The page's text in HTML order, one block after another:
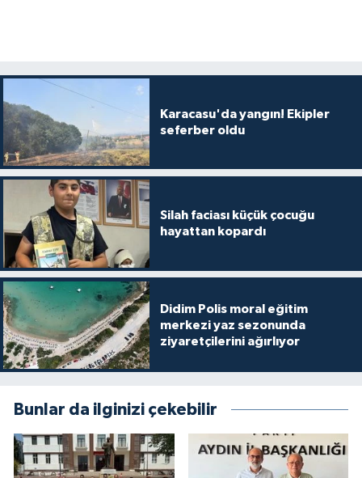
Karacasu'da yangın! Ekipler
seferber oldu
Silah faciası küçük çocuğu
hayattan kopardı
Didim Polis moral eğitim
merkezi yaz sezonunda
ziyaretçilerini ağırlıyor
Bunlar da ilginizi çekebilir